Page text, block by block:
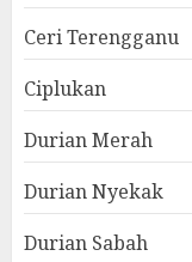
Ceri Terengganu
Ciplukan
Durian Merah
Durian Nyekak
Durian Sabah